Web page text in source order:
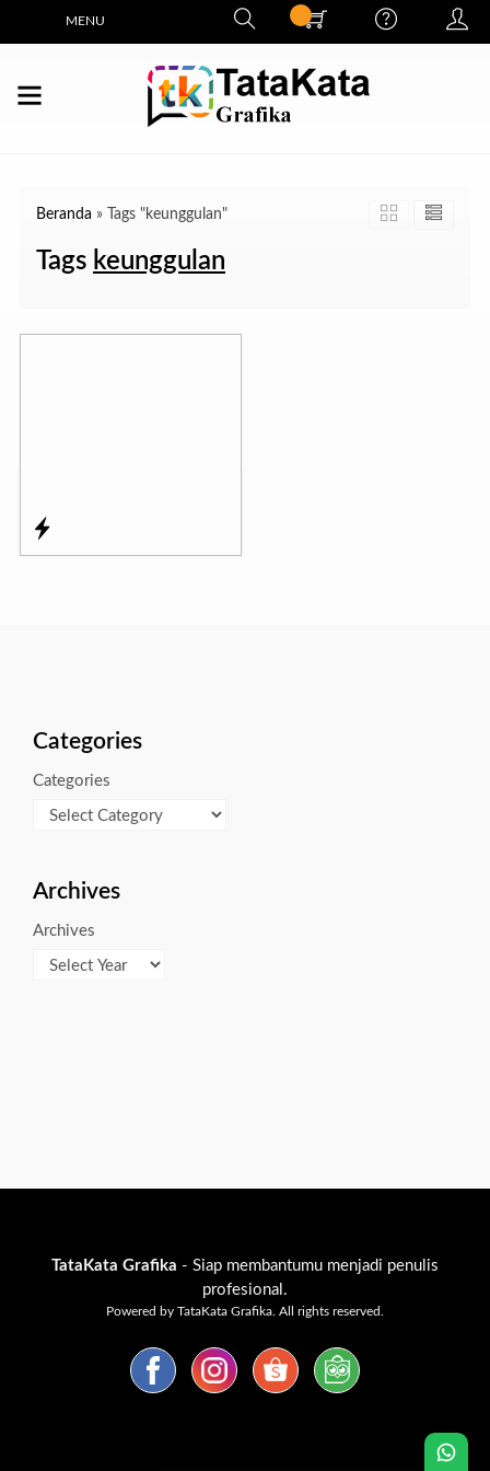
MENU
Beranda » Tags "keunggulan"
Tags keunggulan
Categories
Categories
Archives
Archives
TataKata Grafika - Siap membantumu menjadi penulis
profesional.
Powered by TataKata Grafika. All rights reserved.